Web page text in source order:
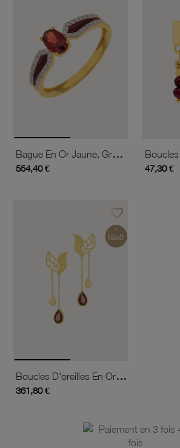
Bague En Or Jaune, Grenat, Oxydes De Zirconium Et Laque
554,40 € 47,30 €
favorite_borderAjouter à vos favoris
Boucles D'oreilles En Or Jaune Et Grenat
361,80 €